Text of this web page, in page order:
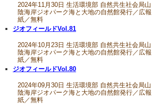
2024年11月30日 生活環境部 自然共生社会局山
陰海岸ジオパーク海と大地の自然館発行／広報
紙／無料
ジオフィールドVol.81
2024年10月23日 生活環境部 自然共生社会局山
陰海岸ジオパーク海と大地の自然館発行／広報
紙／無料
ジオフィールドVol.80
2024年09月30日 生活環境部 自然共生社会局山
陰海岸ジオパーク海と大地の自然館発行／広報
紙／無料